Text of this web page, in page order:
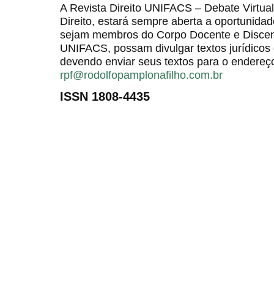
A Revista Direito UNIFACS – Debate
Direito, estará sempre aberta a
sejam membros do Corpo Docente e
UNIFACS, possam divulgar textos
devendo enviar seus textos para o
rpf@rodolfopamplonafilho.com.br
ISSN 1808-4435